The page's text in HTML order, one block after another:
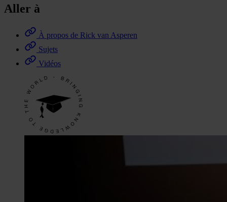
Aller à
À propos de Rick van Asperen
Sujets
Vidéos